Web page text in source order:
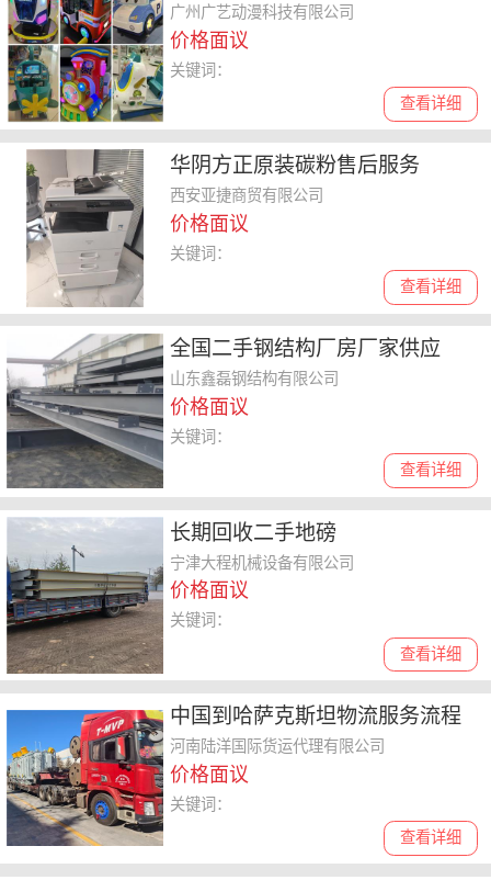
家
广州广艺动漫科技有限公司
价格面议
查看详细
关键词：
华阴方正原装碳粉售后服务
西安亚捷商贸有限公司
价格面议
查看详细
关键词：
全国二手钢结构厂房厂家供应
山东鑫磊钢结构有限公司
价格面议
查看详细
关键词：
长期回收二手地磅
宁津大程机械设备有限公司
价格面议
查看详细
关键词：
中国到哈萨克斯坦物流服务流程
河南陆洋国际货运代理有限公司
价格面议
查看详细
关键词：